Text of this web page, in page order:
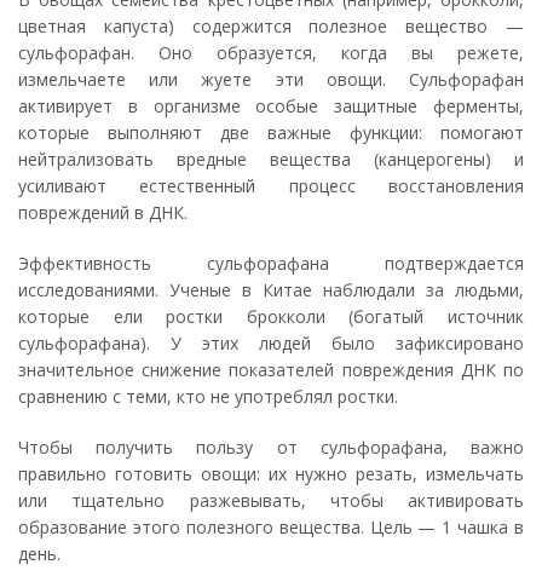
цветная капуста) содержится полезное вещество —
сульфорафан. Оно образуется, когда вы режете,
измельчаете или жуете эти овощи. Сульфорафан
активирует в организме особые защитные ферменты,
которые выполняют две важные функции: помогают
нейтрализовать вредные вещества (канцерогены) и
усиливают естественный процесс восстановления
повреждений в ДНК.
Эффективность сульфорафана подтверждается
исследованиями. Ученые в Китае наблюдали за людьми,
которые ели ростки брокколи (богатый источник
сульфорафана). У этих людей было зафиксировано
значительное снижение показателей повреждения ДНК по
сравнению с теми, кто не употреблял ростки.
Чтобы получить пользу от сульфорафана, важно
правильно готовить овощи: их нужно резать, измельчать
или тщательно разжевывать, чтобы активировать
образование этого полезного вещества. Цель — 1 чашка в
день.